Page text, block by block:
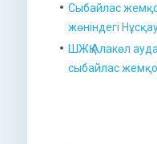
Сыбайлас
жөніндегі
ШЖҚ Алакөл
сыбайлас